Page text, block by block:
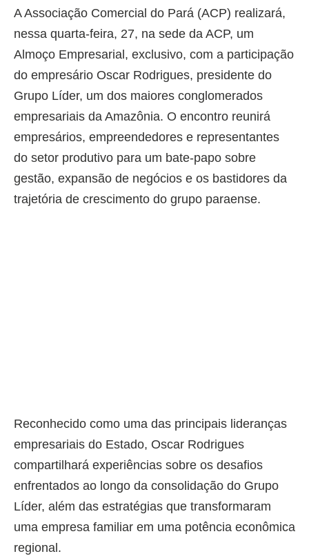
A Associação Comercial do Pará (ACP) realizará,
nessa quarta-feira, 27, na sede da ACP, um
Almoço Empresarial, exclusivo, com a participação
do empresário Oscar Rodrigues, presidente do
Grupo Líder, um dos maiores conglomerados
empresariais da Amazônia. O encontro reunirá
empresários, empreendedores e representantes
do setor produtivo para um bate-papo sobre
gestão, expansão de negócios e os bastidores da
trajetória de crescimento do grupo paraense.
Reconhecido como uma das principais lideranças
empresariais do Estado, Oscar Rodrigues
compartilhará experiências sobre os desafios
enfrentados ao longo da consolidação do Grupo
Líder, além das estratégias que transformaram
uma empresa familiar em uma potência econômica
regional.